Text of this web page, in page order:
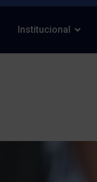
Institucional